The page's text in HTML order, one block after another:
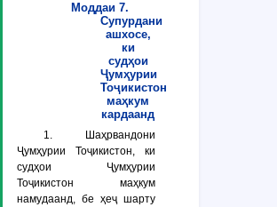
Моддаи 7.
Супурдани
ашхосе,
ки
судҳои
Ҷумҳурии
Тоҷикистон
маҳкум
кардаанд
1. Шаҳрвандони
Ҷумҳурии Тоҷикистон, ки
судҳои Ҷумҳурии
Тоҷикистон маҳкум
намудаанд, бе ҳеҷ шарту